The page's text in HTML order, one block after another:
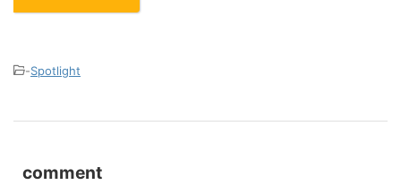
-Spotlight
comment